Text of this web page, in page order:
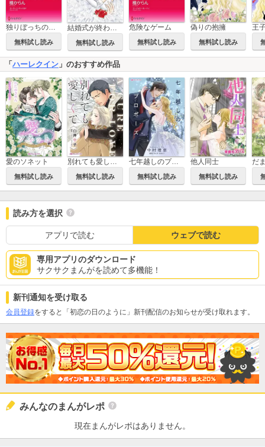
独りぼっちのエンジェル
無料試し読み
結婚式が終わったら
無料試し読み
危険なゲーム
無料試し読み
偽りの抱擁
無料試し読み
王
「 ハーレクイン 」のおすすめ作品
愛のソネット
無料試し読み
別れても愛しくて
無料試し読み
七年越しのプロポーズ
無料試し読み
他人同士
無料試し読み
読み方を選択
アプリで読む ウェブで読む
専用アプリのダウンロード
サクサクまんがを読めて多機能！
新刊通知を受け取る
会員登録をすると「初恋の日のように」新刊配信のお知らせが受け取れます。
みんなのまんがレポ
現在まんがレポはありません。